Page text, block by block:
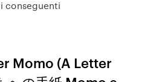
conseguenti
Momo (A Letter